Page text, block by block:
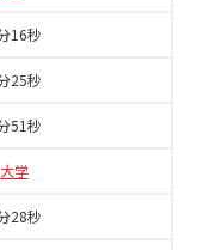
16秒
25秒
51秒
学
28秒